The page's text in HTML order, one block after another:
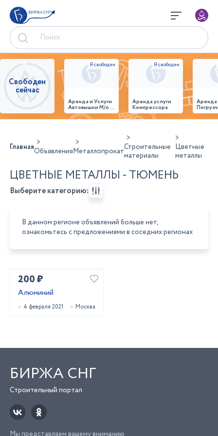
БИРЖА СНГ
Свободен
сейчас
Аренда и Услуги
Автовышки М/о г.
Домодедово
26,28,32 место
Аренда услуги
Компрессора
ГлавнаяОбъявленияМеталлопрокатСтроительные
материалы
Цветные
металлы
ЦВЕТНЫЕ МЕТАЛЛЫ - ТЮМЕНЬ
Выберите категорию:
В данном регионе объявлений больше нет,
ознакомьтесь с предложениями в соседних регионах
200 ₽
Алюминий
4 февраля 2021 Москва
БИРЖА СНГ
Строительный портал
Мы представляем вашему вниманию